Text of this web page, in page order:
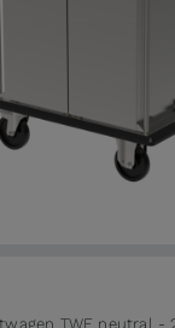
TWF neutral -